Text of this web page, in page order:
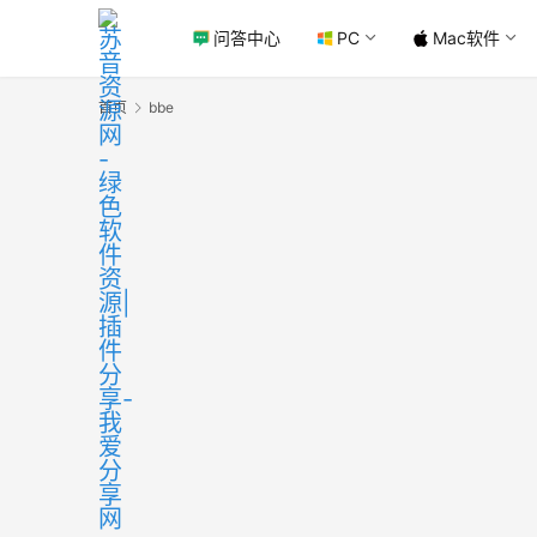
问答中心 PC Mac软件
首页 bbe